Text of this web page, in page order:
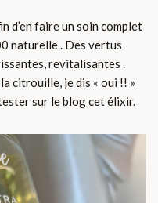
d’en faire un soin complet
naturelle . Des vertus
revitalisantes .
citrouille, je dis « oui !! »
sur le blog cet élixir.